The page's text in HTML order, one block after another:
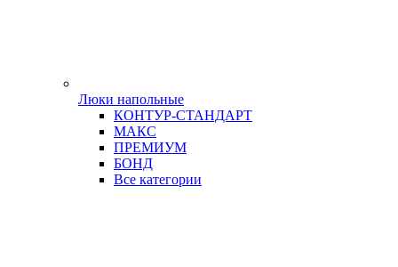
Люки напольные
КОНТУР-СТАНДАРТ
МАКС
ПРЕМИУМ
БОНД
Все категории